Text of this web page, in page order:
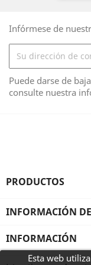
Esta web
Infórmese de
Puede darse de
consulte nuestra
PRODUCTOS
INFORMACIÓN
INFORMACIÓN